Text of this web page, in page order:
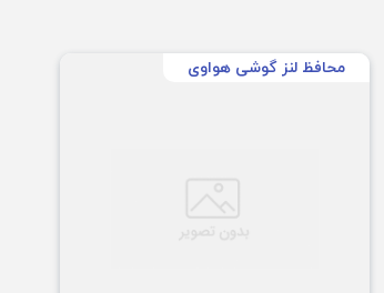
محافظ لنز گوشی هواوی